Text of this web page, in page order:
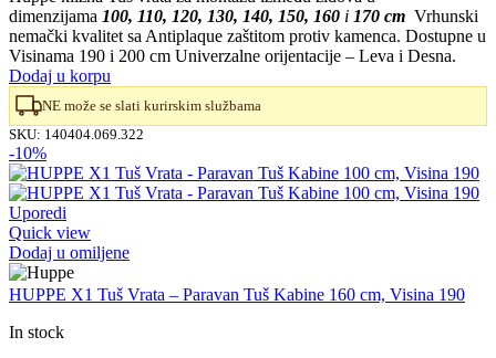
je
bila:
52.780,00 RSD.
je:
47.510,00 RSD.
dimenzijama 100, 110, 120, 130, 140, 150, 160 i 170 cm Vrhunski
nemački kvalitet sa Antiplaque zaštitom protiv kamenca. Dostupne u
Visinama 190 i 200 cm Univerzalne orijentacije – Leva i Desna.
Dodaj u korpu
NE može se slati kurirskim službama
SKU: 140404.069.322
-10%
Uporedi
Quick view
Dodaj u omiljene
HUPPE X1 Tuš Vrata – Paravan Tuš Kabine 160 cm, Visina 190
In stock